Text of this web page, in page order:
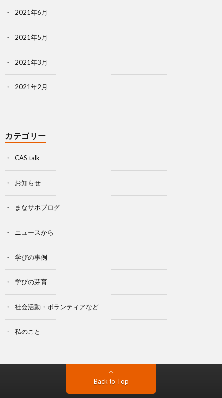
2021年6月
2021年5月
2021年3月
2021年2月
カテゴリー
CAS talk
お知らせ
まなサポブログ
ニュースから
学びの事例
学びの芽育
社会活動・ボランティアなど
私のこと
Back to Top